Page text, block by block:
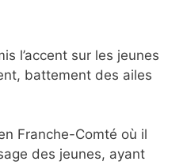
l’accent sur les jeunes
battement des ailes
Franche-Comté où il
des jeunes, ayant